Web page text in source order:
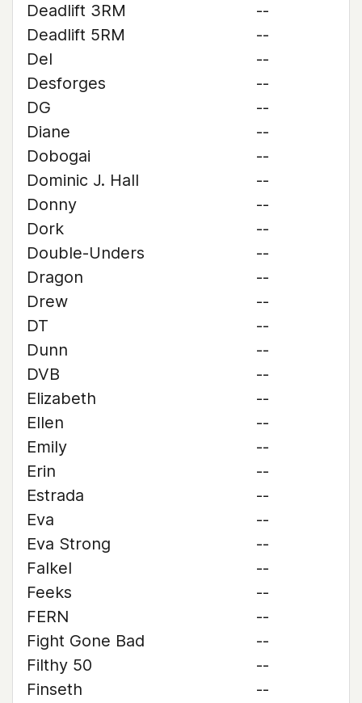
Deadlift 3RM
--
Deadlift 5RM
--
Del
--
Desforges
--
DG
--
Diane
--
Dobogai
--
Dominic J. Hall
--
Donny
--
Dork
--
Double-Unders
--
Dragon
--
Drew
--
DT
--
Dunn
--
DVB
--
Elizabeth
--
Ellen
--
Emily
--
Erin
--
Estrada
--
Eva
--
Eva Strong
--
Falkel
--
Feeks
--
FERN
--
Fight Gone Bad
--
Filthy 50
--
Finseth
--